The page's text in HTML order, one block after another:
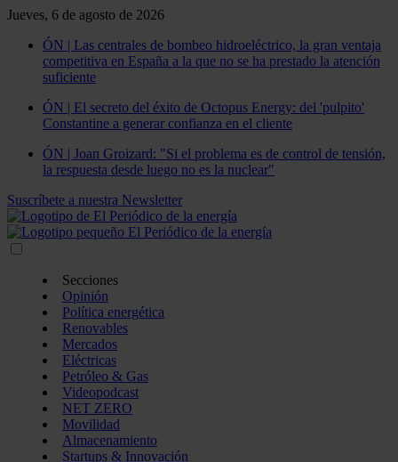
Jueves, 6 de agosto de 2026
ÓN | Las centrales de bombeo hidroeléctrico, la gran ventaja
competitiva en España a la que no se ha prestado la atención
suficiente
ÓN | El secreto del éxito de Octopus Energy: del 'pulpito'
Constantine a generar confianza en el cliente
ÓN | Joan Groizard: "Si el problema es de control de tensión,
la respuesta desde luego no es la nuclear"
Suscríbete a nuestra Newsletter
Secciones
Opinión
Política energética
Renovables
Mercados
Eléctricas
Petróleo & Gas
Videopodcast
NET ZERO
Movilidad
Almacenamiento
Startups & Innovación